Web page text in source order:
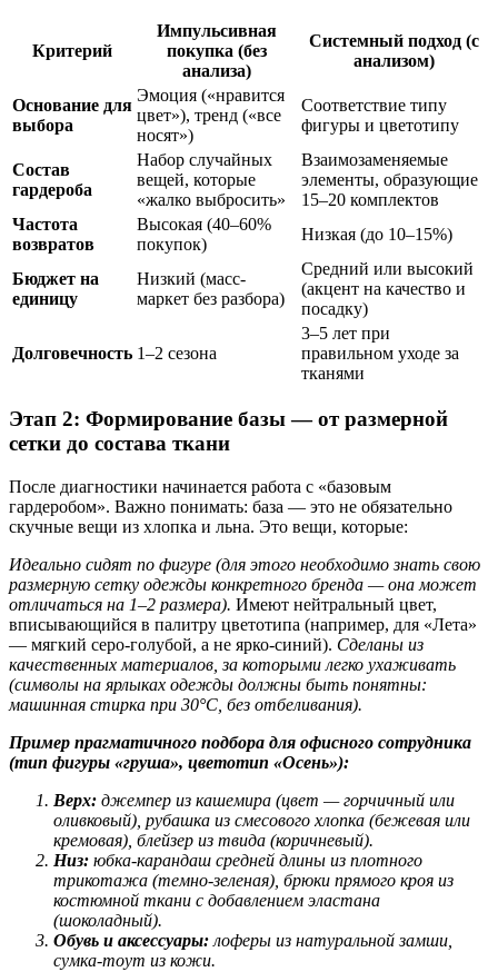
Критерий
Импульсивная
покупка (без
анализа)
Системный подход (с
анализом)
Основание для
выбора
Эмоция («нравится
цвет»), тренд («все
носят»)
Соответствие типу
фигуры и цветотипу
Состав
гардероба
Набор случайных
вещей, которые
«жалко выбросить»
Взаимозаменяемые
элементы, образующие
15–20 комплектов
Частота
возвратов
Высокая (40–60%
покупок)
Низкая (до 10–15%)
Бюджет на
единицу
Низкий (масс-
маркет без разбора)
Средний или высокий
(акцент на качество и
посадку)
Долговечность 1–2 сезона
3–5 лет при
правильном уходе за
тканями
Этап 2: Формирование базы — от размерной
сетки до состава ткани
После диагностики начинается работа с «базовым
гардеробом». Важно понимать: база — это не обязательно
скучные вещи из хлопка и льна. Это вещи, которые:
Идеально сидят по фигуре (для этого необходимо знать свою
размерную сетку одежды конкретного бренда — она может
отличаться на 1–2 размера). Имеют нейтральный цвет,
вписывающийся в палитру цветотипа (например, для «Лета»
— мягкий серо-голубой, а не ярко-синий). Сделаны из
качественных материалов, за которыми легко ухаживать
(символы на ярлыках одежды должны быть понятны:
машинная стирка при 30°C, без отбеливания).
Пример прагматичного подбора для офисного сотрудника
(тип фигуры «груша», цветотип «Осень»):
Верх: джемпер из кашемира (цвет — горчичный или
оливковый), рубашка из смесового хлопка (бежевая или
кремовая), блейзер из твида (коричневый).
Низ: юбка-карандаш средней длины из плотного
трикотажа (темно-зеленая), брюки прямого кроя из
костюмной ткани с добавлением эластана
(шоколадный).
Обувь и аксессуары: лоферы из натуральной замши,
сумка-тоут из кожи.